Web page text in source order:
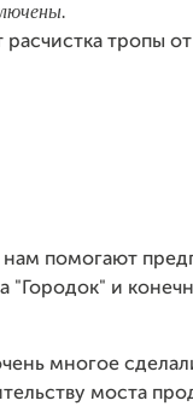
тропы от
нам помогают
"Городок" и
многое
моста